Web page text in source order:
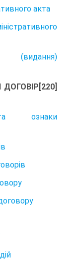
акта
(видання)
ознаки